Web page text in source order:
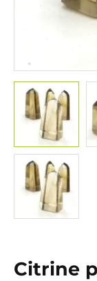
Citrine